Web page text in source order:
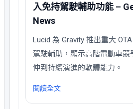
入免持駕駛輔助功能 –
News
Lucid 為 Gravity 推出重大
駕駛輔助，顯示高階電動車競
伸到持續演進的軟體能力。
閱讀全文